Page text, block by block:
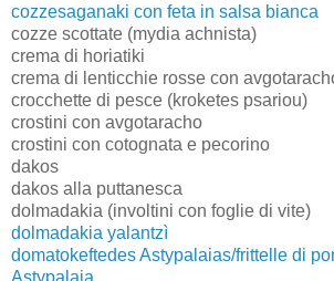
cozzesaganaki con feta in salsa bianca
cozze scottate (mydia achnista)
crema di horiatiki
crema di lenticchie rosse con
crocchette di pesce (kroketes psariou)
crostini con avgotaracho
crostini con cotognata e pecorino
dakos
dakos alla puttanesca
dolmadakia (involtini con foglie di vite)
dolmadakia yalantzì
domatokeftedes Astypalaias/frittelle di
Astypalaia